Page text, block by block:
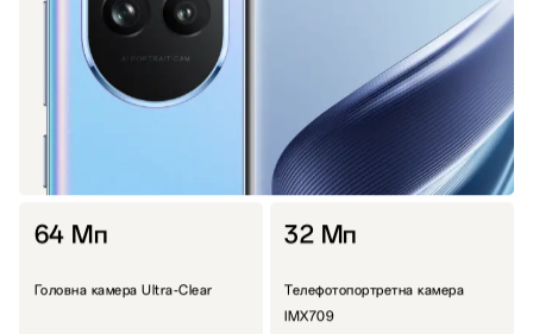
64 Мп
Головна камера Ultra-Clear
32 Мп
Телефотопортретна камера
IMX709